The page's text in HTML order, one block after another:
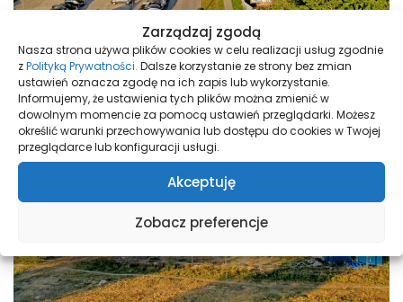
Zarządzaj zgodą
Nasza strona używa plików cookies w celu realizacji usług zgodnie
zPolityką Prywatności. Dalsze korzystanie ze strony bez zmian
ustawień oznacza zgodę na ich zapis lub wykorzystanie.
Informujemy, że ustawienia tych plików można zmienić w
dowolnym momencie za pomocą ustawień przeglądarki. Możesz
określić warunki przechowywania lub dostępu do cookies w Twojej
przeglądarce lub konfiguracji usługi.
Akceptuję
Zobacz preferencje